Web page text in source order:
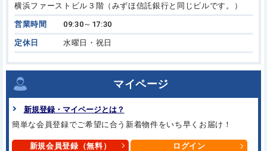
横浜ファーストビル３階（みずほ信託銀行と同じビルです。）
営業時間 09:30～17:30
定休日 水曜日・祝日
マイページ
新規登録・マイページとは？
簡単な会員登録でご希望に合う 新着物件をいち早くお届け！
新規会員登録（無料） ログイン